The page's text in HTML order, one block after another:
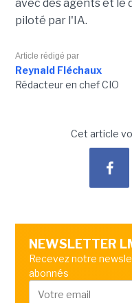
avec des agents et
piloté par l'IA.
Article rédigé par
Reynald Fléchaux
Rédacteur en chef CIO
Cet article
NEWSLETTER
Recevez notre
abonnés